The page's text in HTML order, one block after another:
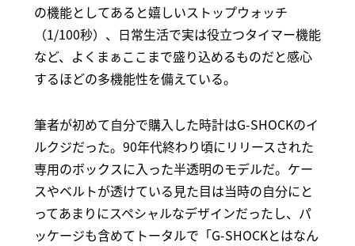
の機能としてあると嬉しいストップウォッチ
（1/100秒）、日常生活で実は役立つタイマー機能
など、よくまぁここまで盛り込めるものだと感心
するほどの多機能性を備えている。
筆者が初めて自分で購入した時計はG-SHOCKのイ
ルクジだった。90年代終わり頃にリリースされた
専用のボックスに入った半透明のモデルだ。ケー
スやベルトが透けている見た目は当時の自分にと
ってあまりにスペシャルなデザインだったし、パ
ッケージも含めてトータルで「G-SHOCKとはなん